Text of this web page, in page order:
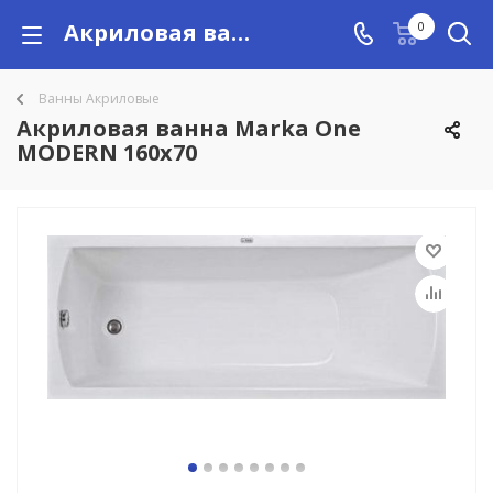
Акриловая ванна Marka One MODERN 160x70 купить в Алматы с доставкой по Казахстану, цены 0
Ванны Акриловые
Акриловая ванна Marka One
MODERN 160x70